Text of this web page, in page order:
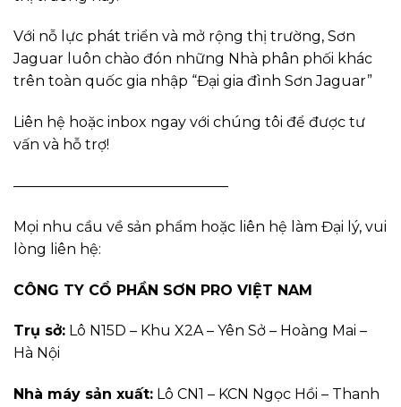
Với nỗ lực phát triển và mở rộng thị trường, Sơn
Jaguar luôn chào đón những Nhà phân phối khác
trên toàn quốc gia nhập “Đại gia đình Sơn Jaguar”
Liên hệ hoặc inbox ngay với chúng tôi để được tư
vấn và hỗ trợ!
———————————————
Mọi nhu cầu về sản phẩm hoặc liên hệ làm Đại lý, vui
lòng liên hệ:
CÔNG TY CỔ PHẦN SƠN PRO VIỆT NAM
Trụ sở: Lô N15D – Khu X2A – Yên Sở – Hoàng Mai –
Hà Nội
Nhà máy sản xuất: Lô CN1 – KCN Ngọc Hồi – Thanh